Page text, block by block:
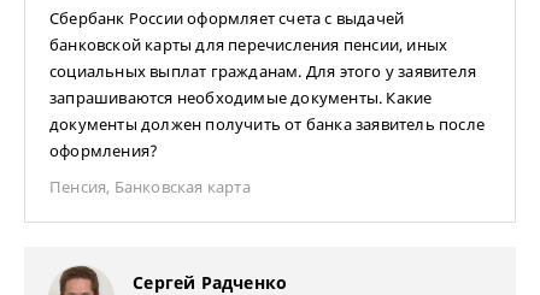
Сбербанк России оформляет счета с выдачей
банковской карты для перечисления пенсии, иных
социальных выплат гражданам. Для этого у заявителя
запрашиваются необходимые документы. Какие
документы должен получить от банка заявитель после
оформления?
Пенсия, Банковская карта
Сергей Радченко